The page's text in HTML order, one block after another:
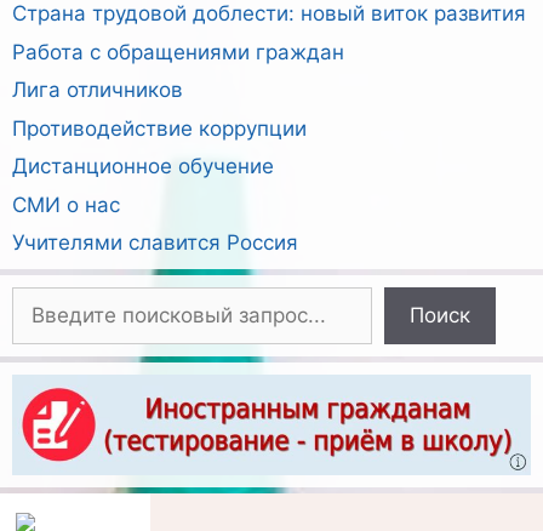
Страна трудовой доблести: новый виток развития
Работа с обращениями граждан
Лига отличников
Противодействие коррупции
Дистанционное обучение
СМИ о нас
Учителями славится Россия
Поиск